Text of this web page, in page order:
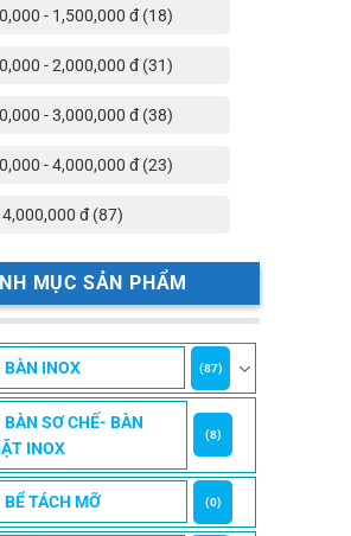
- 1,500,000 đ (18)
- 2,000,000 đ (31)
- 3,000,000 đ (38)
- 4,000,000 đ (23)
4,000,000 đ (87)
MỤC SẢN PHẨM
BÀN INOX (87)
BÀN SƠ CHẾ- BÀN
INOX
(8)
BỂ TÁCH MỠ (0)